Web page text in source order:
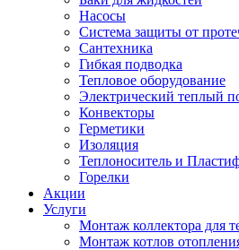
Насосы
Система защиты от
Сантехника
Гибкая подводка
Тепловое оборудование
Электрический теплый
Конвекторы
Герметики
Изоляция
Теплоноситель и
Горелки
Акции
Услуги
Монтаж коллектора для
Монтаж котлов